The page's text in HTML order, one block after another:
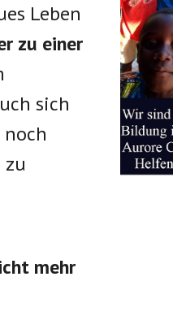
Leben
zu einer
sich
noch
zu
mehr